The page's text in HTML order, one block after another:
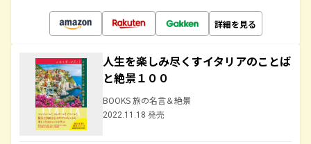
詳細を見る
人生を楽しみ尽くすイタリアのことば
と絶景１００
BOOKS 旅の名言＆絶景
2022.11.18 発売